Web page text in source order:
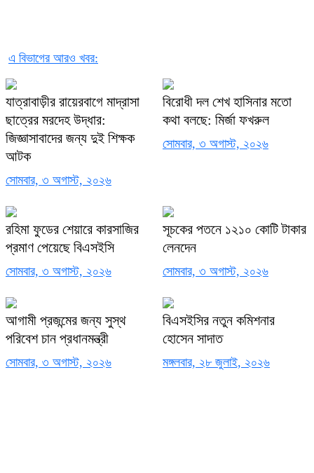
এ বিভাগের আরও খবর:
যাত্রাবাড়ীর রায়েরবাগে মাদ্রাসা
ছাত্রের মরদেহ উদ্ধার:
জিজ্ঞাসাবাদের জন্য দুই শিক্ষক
আটক
সোমবার, ৩ অগাস্ট, ২০২৬
বিরোধী দল শেখ হাসিনার মতো
কথা বলছে: মির্জা ফখরুল
সোমবার, ৩ অগাস্ট, ২০২৬
রহিমা ফুডের শেয়ারে কারসাজির
প্রমাণ পেয়েছে বিএসইসি
সোমবার, ৩ অগাস্ট, ২০২৬
সূচকের পতনে ১২১০ কোটি টাকার
লেনদেন
সোমবার, ৩ অগাস্ট, ২০২৬
আগামী প্রজন্মের জন্য সুস্থ
পরিবেশ চান প্রধানমন্ত্রী
সোমবার, ৩ অগাস্ট, ২০২৬
বিএসইসির নতুন কমিশনার
হোসেন সাদাত
মঙ্গলবার, ২৮ জুলাই, ২০২৬